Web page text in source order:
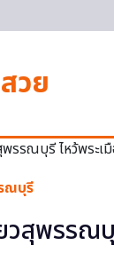
วย
ณบุรี
วสุพรรณ